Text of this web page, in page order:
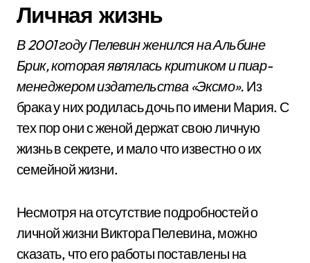
Личная жизнь
В 2001 году Пелевин женился на Альбине
Брик, которая являлась критиком и пиар-
менеджером издательства «Эксмо». Из
брака у них родилась дочь по имени Мария. С
тех пор они с женой держат свою личную
жизнь в секрете, и мало что известно о их
семейной жизни.
Несмотря на отсутствие подробностей о
личной жизни Виктора Пелевина, можно
сказать, что его работы поставлены на